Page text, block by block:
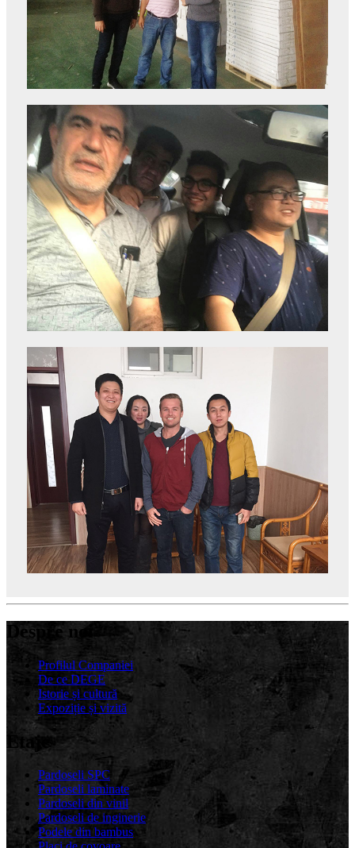
Despre noi
Profilul Companiei
De ce DEGE
Istorie și cultură
Expoziție și vizită
Etaje
Pardoseli SPC
Pardoseli laminate
Pardoseli din vinil
Pardoseli de inginerie
Podele din bambus